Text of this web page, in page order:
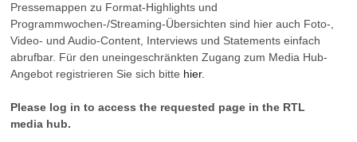
Pressemappen zu Format-Highlights und
Programmwochen-/Streaming-Übersichten sind hier auch Foto-,
Video- und Audio-Content, Interviews und Statements einfach
abrufbar. Für den uneingeschränkten Zugang zum Media Hub-
Angebot registrieren Sie sich bitte hier.
Please log in to access the requested page in the RTL
media hub.